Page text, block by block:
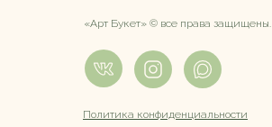
Политика конфиденциальности
«Арт Букет» ©️ все права защищены.